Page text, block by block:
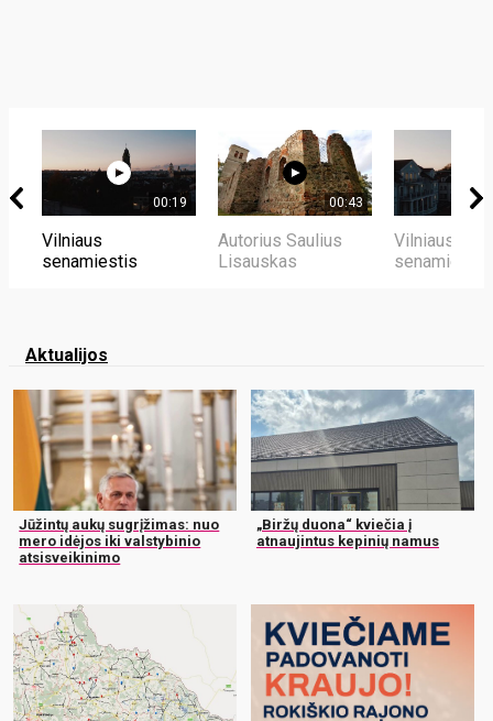
00:19
Vilniaus
senamiestis
00:43
Autorius Saulius
Lisauskas
Vilniaus
senamiestis
Aktualijos
Jūžintų aukų sugrįžimas: nuo
mero idėjos iki valstybinio
atsisveikinimo
„Biržų duona“ kviečia į
atnaujintus kepinių namus